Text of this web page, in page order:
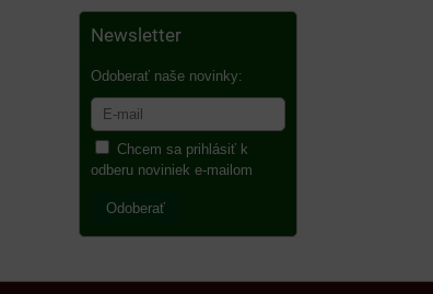
Newsletter
Odoberať naše novinky:
Chcem sa prihlásiť k
odberu noviniek e-mailom
Odoberať